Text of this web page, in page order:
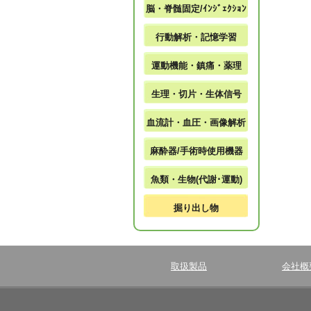
脳・脊髄固定/ｲﾝｼﾞｪｸｼｮﾝ
行動解析・記憶学習
運動機能・鎮痛・薬理
生理・切片・生体信号
血流計・血圧・画像解析
麻酔器/手術時使用機器
魚類・生物(代謝･運動)
掘り出し物
取扱製品 会社概